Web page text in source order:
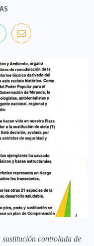
controlada de